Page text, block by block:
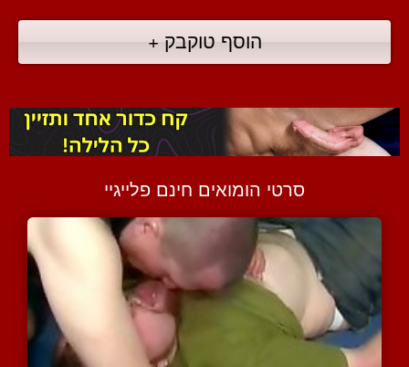
הוסף טוקבק +
סרטי הומואים חינם פלייגיי